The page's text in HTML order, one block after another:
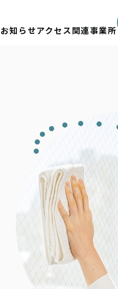
お知らせアクセス関連事業所